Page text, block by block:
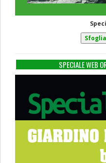
SPECIALE WEB